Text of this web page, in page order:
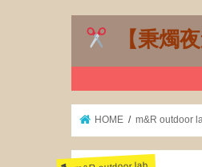
【秉燭
HOME m&R outdoor